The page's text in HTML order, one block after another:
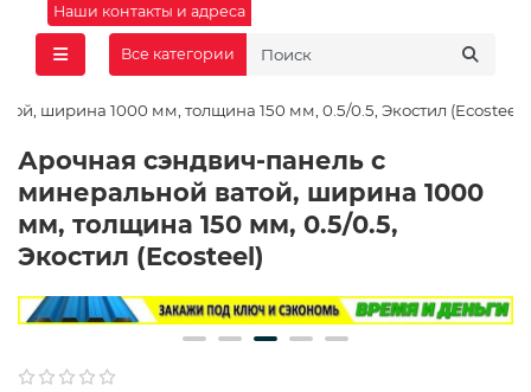
Наши контакты и адреса
Все категории
ширина 1000 мм, толщина 150 мм, 0.5/0.5, Экостил (Ecosteel)
Арочная сэндвич-панель с
минеральной ватой, ширина 1000
мм, толщина 150 мм, 0.5/0.5,
Экостил (Ecosteel)